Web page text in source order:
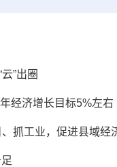
”出圈
经济增长目标5%左右
抓工业，促进县域经